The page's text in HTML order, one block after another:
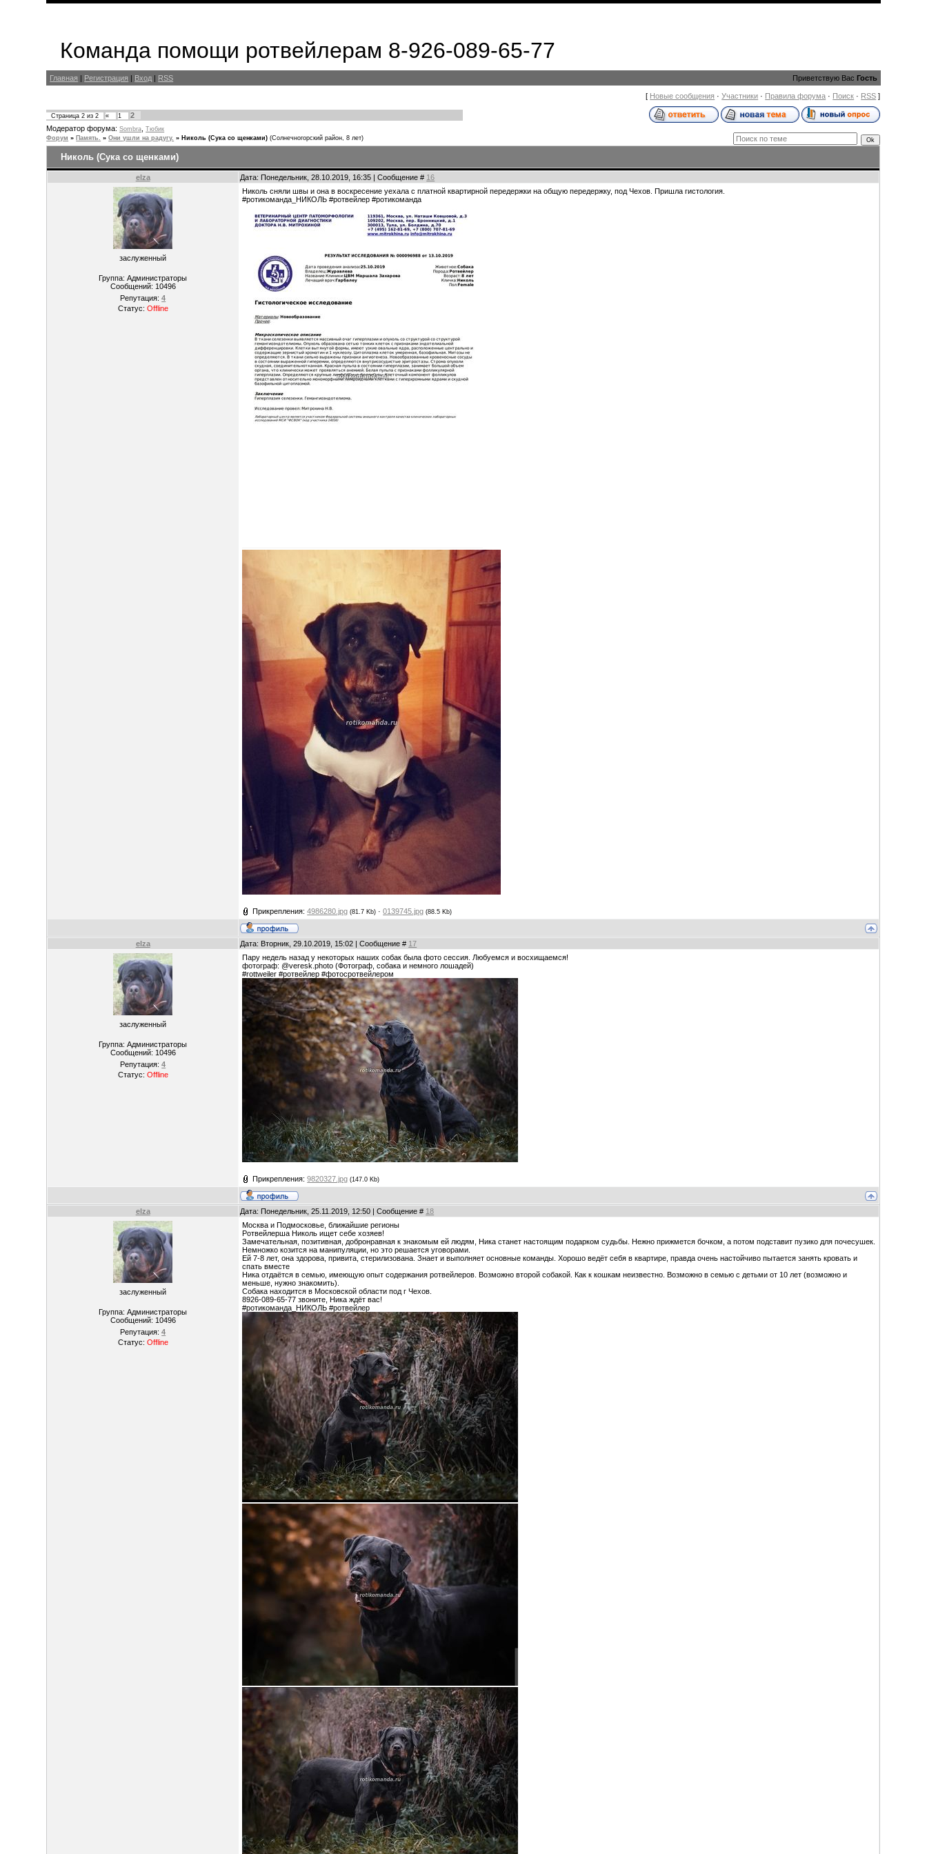
Команда помощи ротвейлерам 8-926-089-65-77
Главная | Регистрация | Вход | RSS Приветствую Вас Гость
[ Новые сообщения ·Участники · Правила форума · Поиск · RSS ]
Страница2 из2 « 1
2
Модератор форума:Sombra ,Тюбик
Форум » Память. » Они ушли на радугу. » Николь (Сука со щенками) (Солнечногорский район, 8 лет)
Николь (Сука со щенками)
elza Дата: Понедельник, 28.10.2019, 16:35 | Сообщение # 16
заслуженный
Группа: Администраторы
Сообщений: 10496
Репутация:4
Статус: Offline
Николь сняли швы и она в воскресение уехала с платной квартирной передержки на общую передержку, под Чехов. Пришла гистология.
#ротикоманда_НИКОЛЬ #ротвейлер #ротикоманда
Прикрепления:4986280.jpg (81.7 Kb) ·0139745.jpg (88.5 Kb)
elza Дата: Вторник, 29.10.2019, 15:02 | Сообщение # 17
заслуженный
Группа: Администраторы
Сообщений: 10496
Репутация:4
Статус: Offline
Пару недель назад у некоторых наших собак была фото сессия. Любуемся и восхищаемся!
фотограф: @veresk.photo (Фотограф, собака и немного лошадей)
#rottweiler #ротвейлер #фотосротвейлером
Прикрепления:9820327.jpg (147.0 Kb)
elza Дата: Понедельник, 25.11.2019, 12:50 | Сообщение # 18
заслуженный
Группа: Администраторы
Сообщений: 10496
Репутация:4
Статус: Offline
Москва и Подмосковье, ближайшие регионы
Ротвейлерша Николь ищет себе хозяев!
Замечательная, позитивная, добронравная к знакомым ей людям, Ника станет настоящим подарком судьбы. Нежно прижмется бочком, а потом подставит пузико для почесушек.
Немножко козится на манипуляции, но это решается уговорами.
Ей 7-8 лет, она здорова, привита, стерилизована. Знает и выполняет основные команды. Хорошо ведёт себя в квартире, правда очень настойчиво пытается занять кровать и
спать вместе
Ника отдаётся в семью, имеющую опыт содержания ротвейлеров. Возможно второй собакой. Как к кошкам неизвестно. Возможно в семью с детьми от 10 лет (возможно и
меньше, нужно знакомить).
Собака находится в Московской области под г Чехов.
8926-089-65-77 звоните, Ника ждёт вас!
#ротикоманда_НИКОЛЬ #ротвейлер